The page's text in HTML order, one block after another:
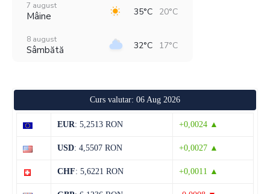
7 august
Mâine 35°C 20°C
8 august
Sâmbătă 32°C 17°C
32°C 15°C
Marți
12 august
Curs valutar: 06 Aug 2026
EUR: 5,2513 RON +0,0024 ▲
USD: 4,5507 RON +0,0027 ▲
CHF: 5,6221 RON +0,0011 ▲